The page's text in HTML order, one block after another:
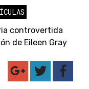
controvertida
de Eileen Gray